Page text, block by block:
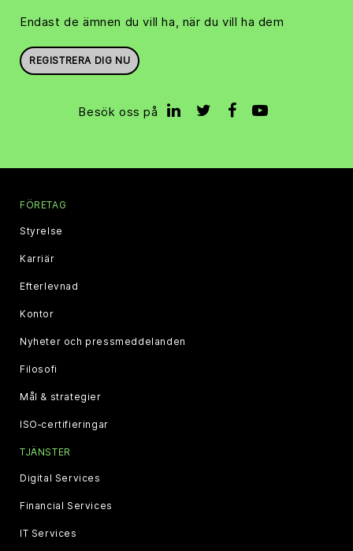
Endast de ämnen du vill ha, när du vill ha dem
REGISTRERA DIG NU
Besök oss på
FÖRETAG
Styrelse
Karriär
Efterlevnad
Kontor
Nyheter och pressmeddelanden
Filosofi
Mål & strategier
ISO‑certifieringar
TJÄNSTER
Digital Services
Financial Services
IT Services